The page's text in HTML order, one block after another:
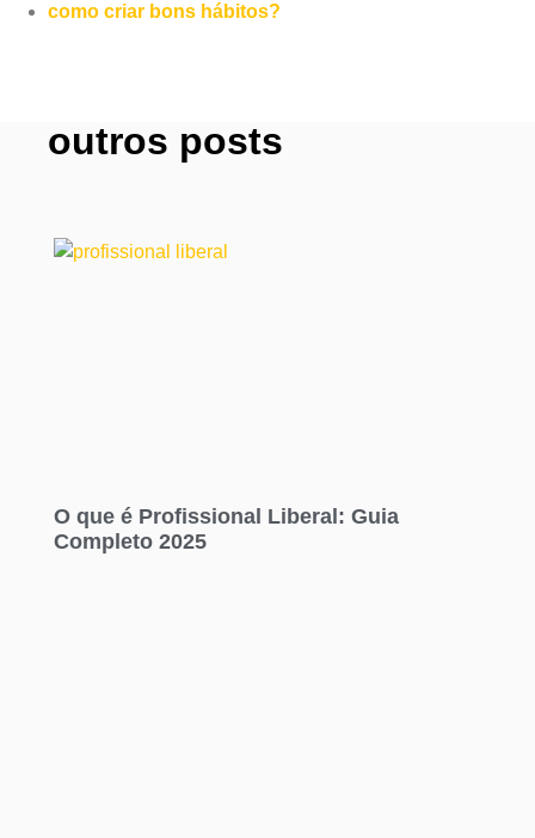
como criar bons hábitos?
outros posts
O que é Profissional Liberal: Guia
Completo 2025